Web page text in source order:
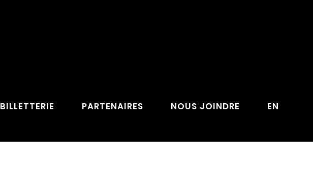
BILLETTERIE PARTENAIRES NOUS JOINDRE EN